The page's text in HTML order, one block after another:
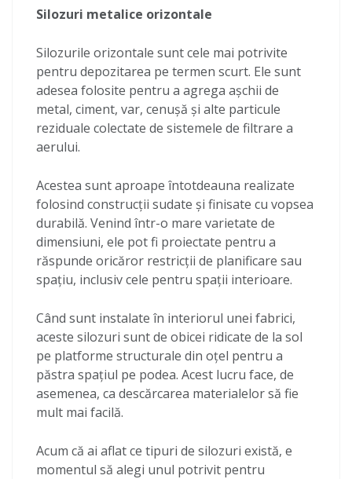
Silozuri metalice orizontale
Silozurile orizontale sunt cele mai potrivite
pentru depozitarea pe termen scurt. Ele sunt
adesea folosite pentru a agrega așchii de
metal, ciment, var, cenușă și alte particule
reziduale colectate de sistemele de filtrare a
aerului.
Acestea sunt aproape întotdeauna realizate
folosind construcții sudate și finisate cu vopsea
durabilă. Venind într-o mare varietate de
dimensiuni, ele pot fi proiectate pentru a
răspunde oricăror restricții de planificare sau
spațiu, inclusiv cele pentru spații interioare.
Când sunt instalate în interiorul unei fabrici,
aceste silozuri sunt de obicei ridicate de la sol
pe platforme structurale din oțel pentru a
păstra spațiul pe podea. Acest lucru face, de
asemenea, ca descărcarea materialelor să fie
mult mai facilă.
Acum că ai aflat ce tipuri de silozuri există, e
momentul să alegi unul potrivit pentru